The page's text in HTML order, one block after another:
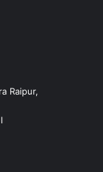
Raipur,